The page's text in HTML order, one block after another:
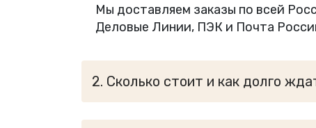
Мы доставляем заказы по всей
Деловые Линии, ПЭК и Почта
2. Сколько стоит и как долго